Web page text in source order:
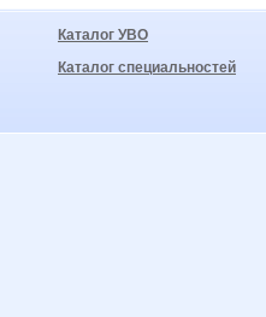
Каталог УВО
Каталог специальностей